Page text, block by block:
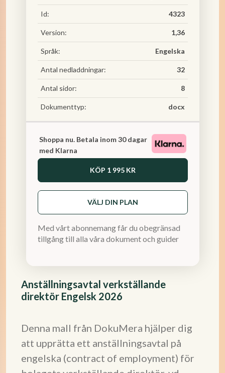
Anställningsavtal verkställande
direktör Engelsk 2026
Denna mall från DokuMera hjälper dig
att upprätta ett anställningsavtal på
engelska (contract of employment) för
Id: 4323
Version: 1,36
Språk: Engelska
Antal nedladdningar: 32
Antal sidor: 8
Dokumenttyp: docx
Shoppa nu. Betala inom 30 dagar
med Klarna
KÖP 1 995 KR
VÄLJ DIN PLAN
Med vårt abonnemang får du obegränsad
tillgång till alla våra dokument och guider